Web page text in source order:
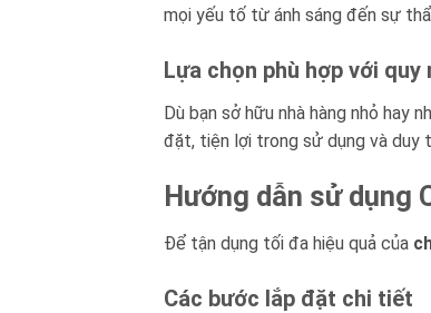
mọi yếu tố từ ánh sáng đến sự
Lựa chọn phù hợp với quy
Dù bạn sở hữu nhà hàng nhỏ hay
đặt, tiện lợi trong sử dụng và duy
Hướng dẫn sử dụng
Để tận dụng tối đa hiệu quả của
Các bước lắp đặt chi tiết